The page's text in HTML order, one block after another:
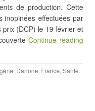
de production. Cette
inopinées effectuées par
(DCP) le 19 février et
Continue reading
, Danone, France, Santé.